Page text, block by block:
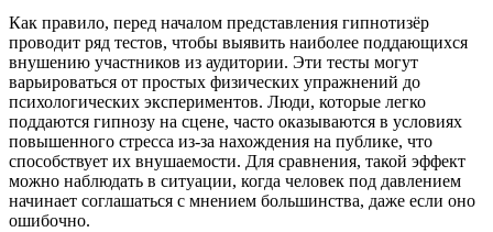
Как правило, перед началом представления гипнотизёр
проводит ряд тестов, чтобы выявить наиболее поддающихся
внушению участников из аудитории. Эти тесты могут
варьироваться от простых физических упражнений до
психологических экспериментов. Люди, которые легко
поддаются гипнозу на сцене, часто оказываются в условиях
повышенного стресса из-за нахождения на публике, что
способствует их внушаемости. Для сравнения, такой эффект
можно наблюдать в ситуации, когда человек под давлением
начинает соглашаться с мнением большинства, даже если оно
ошибочно.